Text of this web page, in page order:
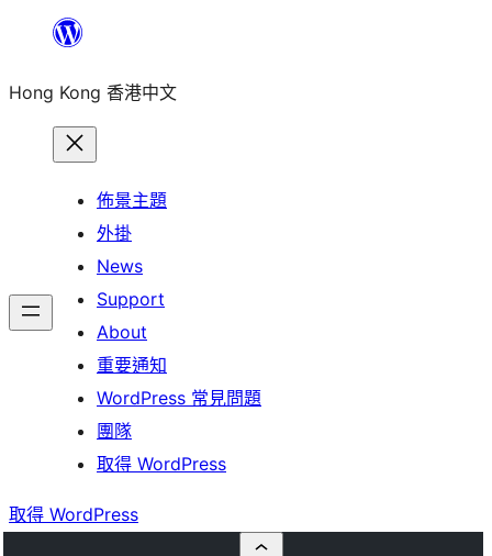
主
Hong Kong 香港中文
佈景主題
外掛
News
Support
About
重要通知
WordPress 常見問題
團隊
取得 WordPress
取得 WordPress